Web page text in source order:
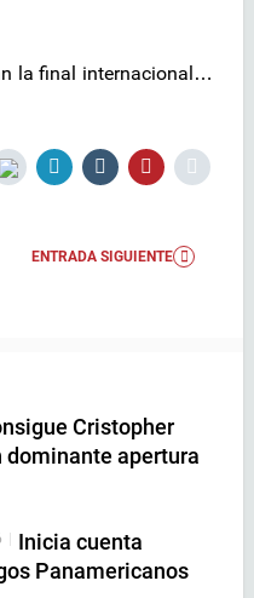
la final internacional…
ENTRADA SIGUIENTE
Cristopher
dominante apertura
| Inicia cuenta
Panamericanos